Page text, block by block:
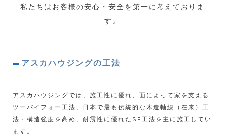
私たちはお客様の安心・安全を第一に考えておりま
す。
アスカハウジングの工法
アスカハウジングでは、施工性に優れ、面によって家を支える
ツーバイフォー工法、日本で最も伝統的な木造軸線（在来）工
法・構造強度を高め、耐震性に優れたSE工法を主に施工してい
ます。